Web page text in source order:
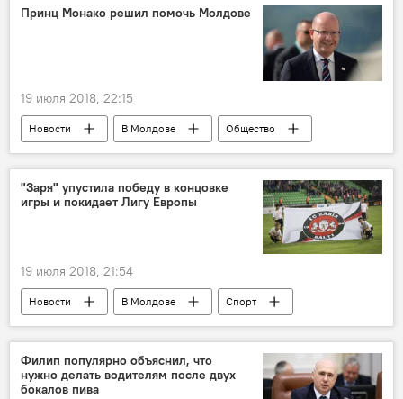
рак
письмо
карманник
Принц Монако решил помочь Молдове
19 июля 2018, 22:15
Новости В Молдове
Общество
Последствия снегопада в Молдове
Республика Молдова
Павел Филип
Ботанический сад
"Заря" упустила победу в концовке
игры и покидает Лигу Европы
19 июля 2018, 21:54
Новости В Молдове
Спорт
Будни молдавского футбола
Заря
Лига Европы
Футбол
Филип популярно объяснил, что
нужно делать водителям после двух
бокалов пива